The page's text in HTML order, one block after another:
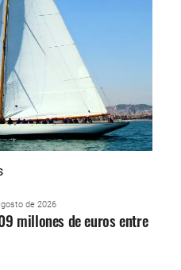
de 2026
millones de euros entre